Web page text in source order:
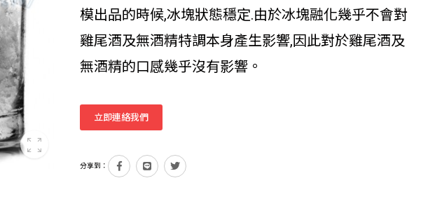
模出品的時候,冰塊狀態穩定.由於冰塊融化幾乎不會對
雞尾酒及無酒精特調本身產生影響,因此對於雞尾酒及
無酒精的口感幾乎沒有影響。
立即連絡我們
分享到：